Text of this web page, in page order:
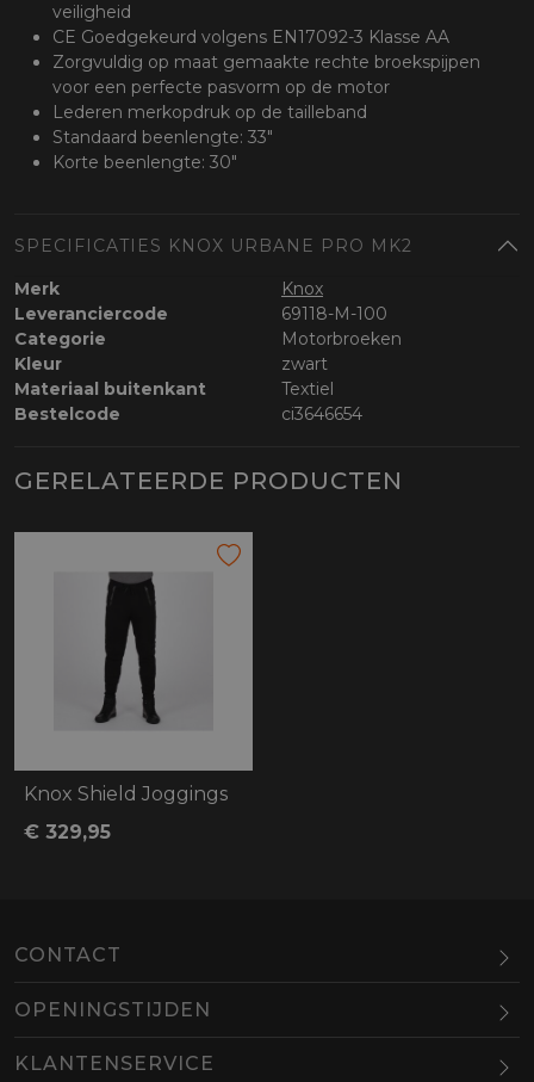
veiligheid
CE Goedgekeurd volgens EN17092-3 Klasse AA
Zorgvuldig op maat gemaakte rechte broekspijpen
voor een perfecte pasvorm op de motor
Lederen merkopdruk op de tailleband
Standaard beenlengte: 33"
Korte beenlengte: 30"
SPECIFICATIES KNOX URBANE PRO MK2
Merk
Knox
Leveranciercode
69118-M-100
Categorie
Motorbroeken
Kleur
zwart
Materiaal buitenkant
Textiel
Bestelcode
ci3646654
GERELATEERDE PRODUCTEN
Knox Shield Joggings
€ 329,95
CONTACT
OPENINGSTIJDEN
Maandag
KLANTENSERVICE